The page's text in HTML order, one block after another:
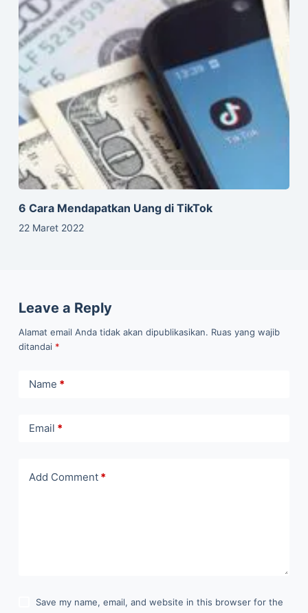
6 Cara Mendapatkan Uang di TikTok
22 Maret 2022
Leave a Reply
Alamat email Anda tidak akan dipublikasikan. Ruas yang wajib
ditandai *
Name *
Email *
Add Comment*
Save my name, email, and website in this browser for the